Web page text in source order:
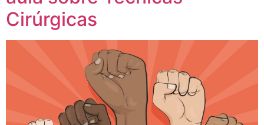
Cirúrgicas